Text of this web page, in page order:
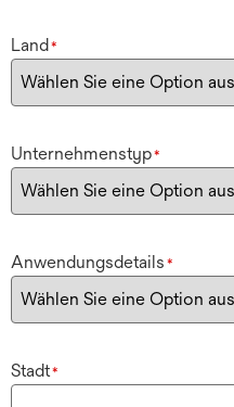
Land *
Unternehmenstyp*
Anwendungsdetails *
Stadt*